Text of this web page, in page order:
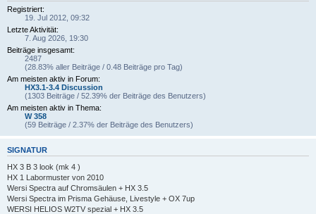
Registriert:
19. Jul 2012, 09:32
Letzte Aktivität:
7. Aug 2026, 19:30
Beiträge insgesamt:
2487
(28.83% aller Beiträge / 0.48 Beiträge pro Tag)
Am meisten aktiv in Forum:
HX3.1-3.4 Discussion
(1303 Beiträge / 52.39% der Beiträge des Benutzers)
Am meisten aktiv in Thema:
W 358
(59 Beiträge / 2.37% der Beiträge des Benutzers)
SIGNATUR
HX 3 B 3 look (mk 4 )
HX 1 Labormuster von 2010
Wersi Spectra auf Chromsäulen + HX 3.5
Wersi Spectra im Prisma Gehäuse, Livestyle + OX 7up
WERSI HELIOS W2TV spezial + HX 3.5